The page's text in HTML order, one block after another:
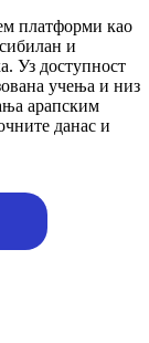
платформи као
и
Уз доступност
учења и низ
арапским
данас и